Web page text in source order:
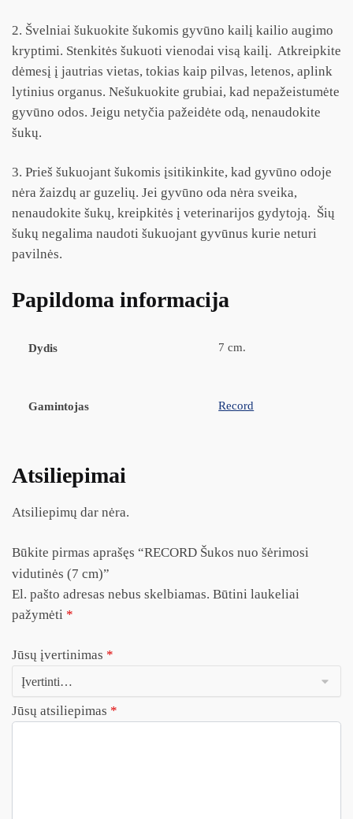
2. Švelniai šukuokite šukomis gyvūno kailį kailio augimo
kryptimi. Stenkitės šukuoti vienodai visą kailį. Atkreipkite
dėmesį į jautrias vietas, tokias kaip pilvas, letenos, aplink
lytinius organus. Nešukuokite grubiai, kad nepažeistumėte
gyvūno odos. Jeigu netyčia pažeidėte odą, nenaudokite
šukų.
3. Prieš šukuojant šukomis įsitikinkite, kad gyvūno odoje
nėra žaizdų ar guzelių. Jei gyvūno oda nėra sveika,
nenaudokite šukų, kreipkitės į veterinarijos gydytoją. Šių
šukų negalima naudoti šukuojant gyvūnus kurie neturi
pavilnės.
Papildoma informacija
Dydis 7 cm.
Gamintojas Record
Atsiliepimai
Atsiliepimų dar nėra.
Būkite pirmas aprašęs “RECORD Šukos nuo šėrimosi
vidutinės (7 cm)”
El. pašto adresas nebus skelbiamas. Būtini laukeliai
pažymėti *
Jūsų įvertinimas *
Jūsų atsiliepimas *